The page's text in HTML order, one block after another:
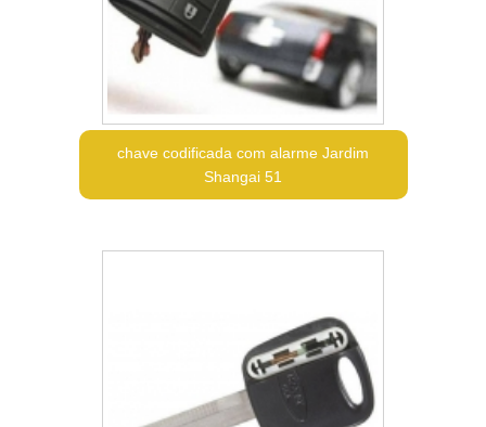
chave codificada com alarme Jardim
Shangai 51